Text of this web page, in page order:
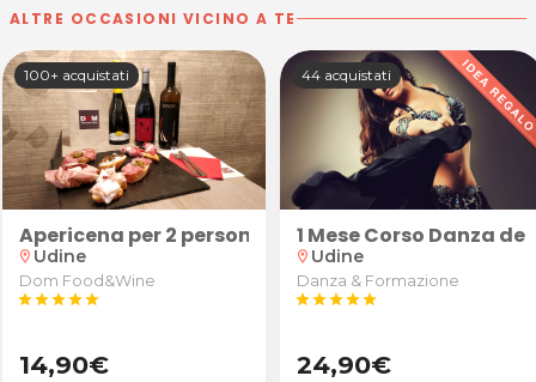
ALTRE OCCASIONI VICINO A TE
100+ acquistati
Apericena per 2 persone: "Robusto" (calice di
location_on Udine
Dom Food&Wine
starstarstarstarstar
14,90€
44 acquistati
1 Mese Corso Danza
location_on Udine
Danza & Formazione
starstarstarstarstar
24,90€